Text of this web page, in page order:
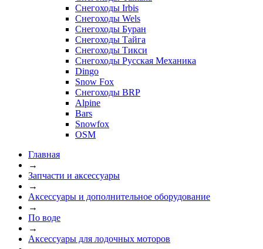
Снегоходы Irbis
Снегоходы Wels
Снегоходы Буран
Снегоходы Тайга
Снегоходы Тикси
Снегоходы Русская Механика
Dingo
Snow Fox
Снегоходы BRP
Alpine
Bars
Snowfox
OSM
Главная
→
Запчасти и аксессуары
→
Аксессуары и дополнительное оборудование
→
По воде
→
Аксессуары для лодочных моторов